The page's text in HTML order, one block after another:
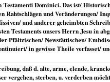
Dominici. Das ist/
Rahtschlägen und Veränderungen/
und anderer geheimbten
Testaments unsers Herrn Jesu in
Pfältzischen/ Newstättischen/
in gewisse Theile verfasset/
daß d. alte, arme, elende,
vergehen, sterben, u. verderben